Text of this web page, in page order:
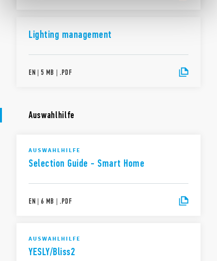
Lighting management
EN | 5 MB | .PDF
Auswahlhilfe
AUSWAHLHILFE
Selection Guide - Smart Home
EN | 6 MB | .PDF
AUSWAHLHILFE
YESLY/Bliss2